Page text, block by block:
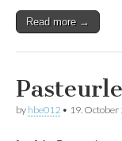
Read more →
by hbe012 • 19. October